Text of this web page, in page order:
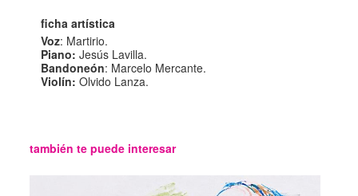
ficha artística
Voz: Martirio.
Piano: Jesús Lavilla.
Bandoneón: Marcelo Mercante.
Violín:Olvido Lanza.
también te puede interesar